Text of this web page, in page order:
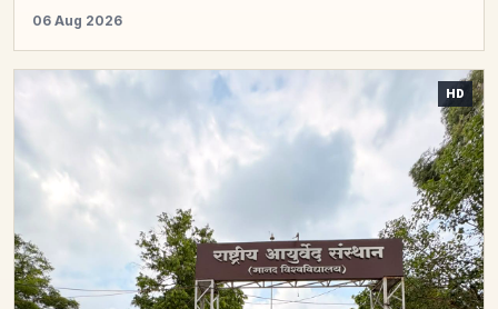
06 Aug 2026